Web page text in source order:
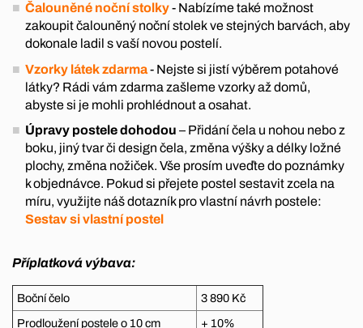
Čalouněné noční stolky- Nabízíme také možnost
zakoupit čalouněný noční stolek ve stejných barvách, aby
dokonale ladil s vaší novou postelí.
Vzorky látek zdarma- Nejste si jistí výběrem potahové
látky? Rádi vám zdarma zašleme vzorky až domů,
abyste si je mohli prohlédnout a osahat.
Úpravy postele dohodou – Přidání čela u nohou nebo z
boku, jiný tvar či design čela, změna výšky a délky ložné
plochy, změna nožiček. Vše prosím uveďte do poznámky
k objednávce. Pokud si přejete postel sestavit zcela na
míru, využijte náš dotazník pro vlastní návrh postele:
Sestav si vlastní postel
Příplatková výbava:
Boční čelo
3 890 Kč
Prodloužení postele o 10 cm
+ 10%